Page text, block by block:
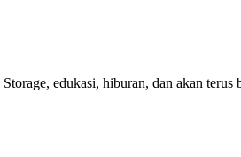
edukasi, hiburan, dan akan terus